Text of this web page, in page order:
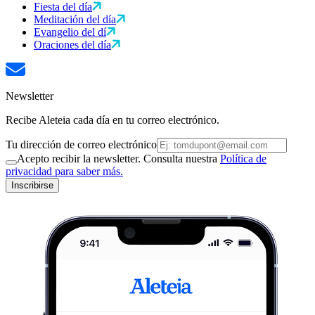
Fiesta del día
Meditación del día
Evangelio del dí
Oraciones del día
Newsletter
Recibe Aleteia cada día en tu correo electrónico.
Tu dirección de correo electrónico
Acepto recibir la newsletter. Consulta nuestra Política de
privacidad para saber más.
Inscribirse